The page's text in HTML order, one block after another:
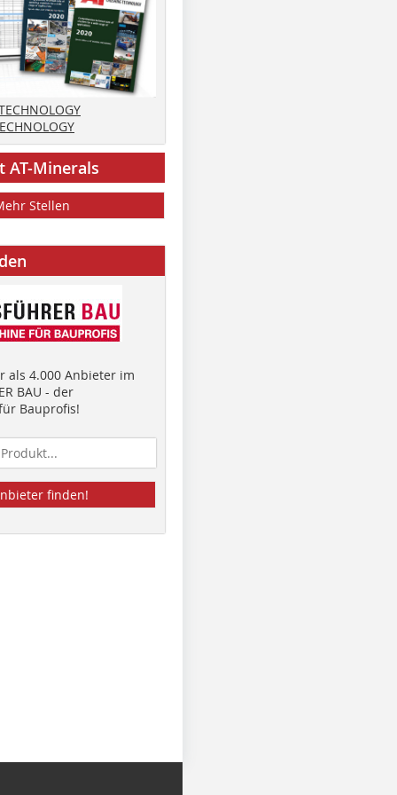
AT-Minerals
Stellen
als 4.000 Anbieter im
BAU - der
Bauprofis!
finden!